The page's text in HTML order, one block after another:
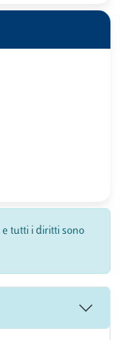
tutti i diritti sono